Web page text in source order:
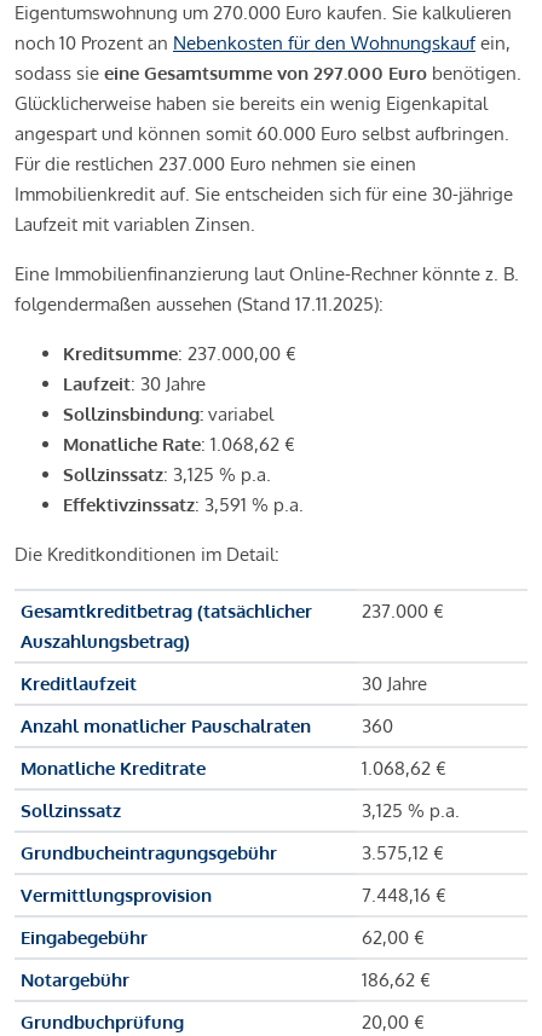
Eigentumswohnung um 270.000 Euro kaufen. Sie kalkulieren
noch 10 Prozent an Nebenkosten für den Wohnungskaufein,
sodass sie eine Gesamtsumme von 297.000 Euro benötigen.
Glücklicherweise haben sie bereits ein wenig Eigenkapital
angespart und können somit 60.000 Euro selbst aufbringen.
Für die restlichen 237.000 Euro nehmen sie einen
Immobilienkredit auf. Sie entscheiden sich für eine 30-jährige
Laufzeit mit variablen Zinsen.
Eine Immobilienfinanzierung laut Online-Rechner könnte z. B.
folgendermaßen aussehen (Stand 17.11.2025):
Kreditsumme: 237.000,00 €
Laufzeit: 30 Jahre
Sollzinsbindung: variabel
Monatliche Rate: 1.068,62 €
Sollzinssatz: 3,125 % p.a.
Effektivzinssatz: 3,591 % p.a.
Die Kreditkonditionen im Detail:
Gesamtkreditbetrag (tatsächlicher
Auszahlungsbetrag)
237.000 €
Kreditlaufzeit
30 Jahre
Anzahl monatlicher Pauschalraten
360
Monatliche Kreditrate
1.068,62 €
Sollzinssatz
3,125 % p.a.
Grundbucheintragungsgebühr
3.575,12 €
Vermittlungsprovision
7.448,16 €
Eingabegebühr
62,00 €
Notargebühr
186,62 €
Grundbuchprüfung
20,00 €